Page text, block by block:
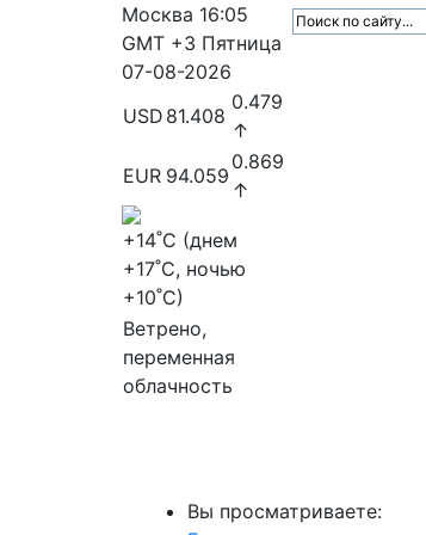
Москва 16:05
GMT +3 Пятница
07-08-2026
USD 81.408
0.479
↑
EUR 94.059
0.869
↑
+14˚C (днем
+17˚C, ночью
+10˚C)
Ветрено,
переменная
облачность
Вы просматриваете: